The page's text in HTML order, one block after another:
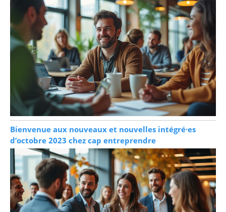
Bienvenue aux nouveaux et nouvelles intégré·es
d’octobre 2023 chez cap entreprendre